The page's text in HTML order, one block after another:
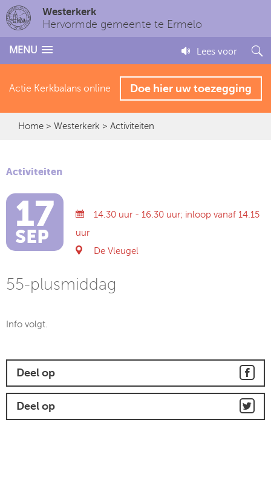
Westerkerk
Hervormde gemeente te Ermelo
Lees voor
MENU
Actie Kerkbalans online Doe hier uw toezegging
Home > Westerkerk > Activiteiten
Activiteiten
17
SEP
14.30 uur - 16.30 uur; inloop vanaf 14.15
uur
De Vleugel
55-plusmiddag
Info volgt.
Deel op
Deel op